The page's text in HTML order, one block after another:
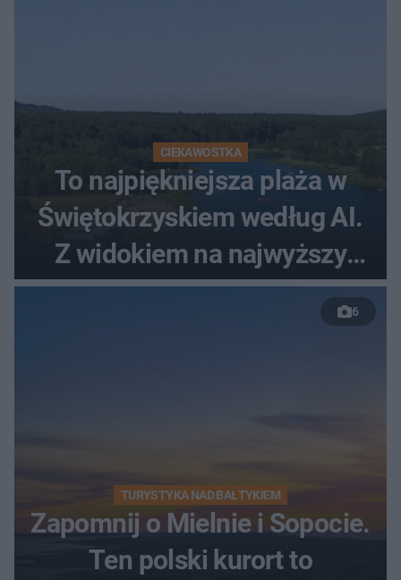
CIEKAWOSTKA
To najpiękniejsza plaża w
Świętokrzyskiem według AI.
Z widokiem na najwyższy
szczyt Gór Świętokrzyskich
6
TURYSTYKA NAD BAŁTYKIEM
Zapomnij o Mielnie i Sopocie.
Ten polski kurort to